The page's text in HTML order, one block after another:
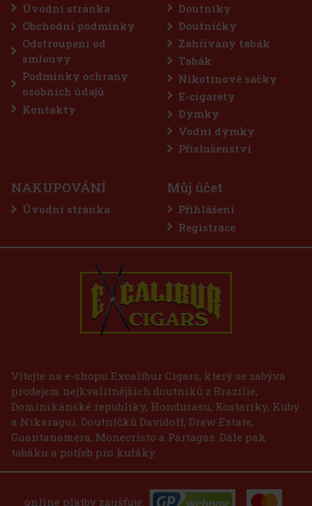
62 Kč bez DPH 75 Kč
E-Zigarette LIO BASE PRO - Gold
(2 ks)
62Kč bez DPH 75 Kč
Do košíku
Úvodní stránka
Obchodní podmínky
Odstroupení od
smlouvy
Podmínky ochrany
osobních údajů
Kontakty
Doutníky
Doutníčky
Zahřívaný tabák
Tabák
Nikotinové sáčky
E-cigarety
Dýmky
Vodní dýmky
Příslušenství
NAKUPOVÁNÍ
Úvodní stránka
Můj účet
Přihlášení
Registrace
Vítejte na e-shopu Excalibur Cigars, který se zabývá
prodejem nejkvalitnějších doutníků z Brazílie,
Dominikánské republiky, Hondurasu, Kostariky, Kuby
a Nikaragui. Doutníčků Davidoff, Drew Estate,
Guantanamera, Monecristo a Partagas. Dále pak
tabáku a potřeb pro kuřáky.
online platby zajišťuje: